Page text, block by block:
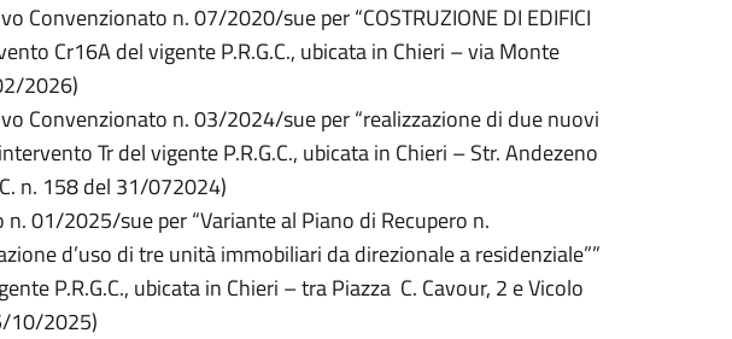
Convenzionato n. 07/2020/sue per “COSTRUZIONE DI EDIFICI
Cr16A del vigente P.R.G.C., ubicata in Chieri – viaMonte
2/2026)
Convenzionato n. 03/2024/sue per “realizzazione di due nuovi
Tr del vigente P.R.G.C., ubicata in Chieri – Str. Andezeno
n. 158 del 31/072024)
01/2025/sue per “Variante al Piano di Recupero n.
d’uso di tre unità immobiliari da direzionale a residenziale””
P.R.G.C., ubicata in Chieri – tra Piazza C. Cavour, 2 e Vicolo
10/2025)